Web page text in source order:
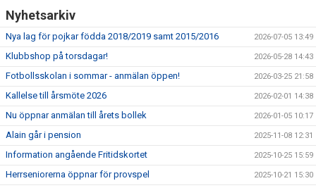
Nyhetsarkiv
Nya lag för pojkar födda 2018/2019 samt 2015/2016 2026-07-05 13:49
Klubbshop på torsdagar! 2026-05-28 14:43
Fotbollsskolan i sommar - anmälan öppen! 2026-03-25 21:58
Kallelse till årsmöte 2026 2026-02-01 14:38
Nu öppnar anmälan till årets bollek 2026-01-05 10:17
Alain går i pension 2025-11-08 12:31
Information angående Fritidskortet 2025-10-25 15:59
Herrseniorerna öppnar för provspel 2025-10-21 15:30